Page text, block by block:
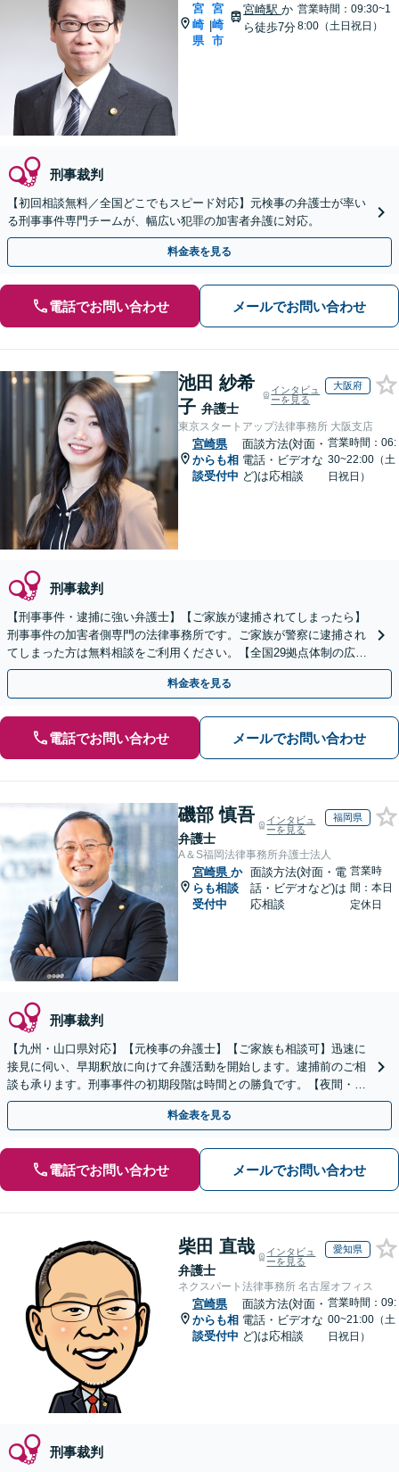
宮
崎
県
|
宮
崎
市
宮崎駅か
ら徒歩7分
営業時間：09:30~1
8:00（土日祝日）
刑事裁判
【初回相談無料／全国どこでもスピード対応】元検事の弁護士が率い
る刑事事件専門チームが、幅広い犯罪の加害者弁護に対応。
料金表を見る
電話でお問い合わせ メールでお問い合わせ
池田 紗希
子 弁護士
インタビュ
ーを見る
大阪府
東京スタートアップ法律事務所 大阪支店
宮崎県
からも相
談受付中
面談方法(対面・
電話・ビデオな
ど)は応相談
営業時間：06:
30~22:00（土
日祝日）
刑事裁判
【刑事事件・逮捕に強い弁護士】【ご家族が逮捕されてしまったら】
刑事事件の加害者側専門の法律事務所です。ご家族が警察に逮捕され
てしまった方は無料相談をご利用ください。【全国29拠点体制の広域
対応】【弁護士待機中/当日中の電話相談可(予約制)】
料金表を見る
電話でお問い合わせ メールでお問い合わせ
磯部 慎吾
弁護士
インタビュ
ーを見る
福岡県
A＆S福岡法律事務所弁護士法人
宮崎県 か
らも相談
受付中
面談方法(対面・電
話・ビデオなど)は
応相談
営業時
間：本日
定休日
刑事裁判
【九州・山口県対応】【元検事の弁護士】【ご家族も相談可】迅速に
接見に伺い、早期釈放に向けて弁護活動を開始します。逮捕前のご相
談も承ります。刑事事件の初期段階は時間との勝負です。【夜間・休
日対応】【完全個室】【天神駅3分】
料金表を見る
電話でお問い合わせ メールでお問い合わせ
柴田 直哉
弁護士
インタビュ
ーを見る
愛知県
ネクスパート法律事務所 名古屋オフィス
宮崎県
からも相
談受付中
面談方法(対面・
電話・ビデオな
ど)は応相談
営業時間：09:
00~21:00（土
日祝日）
刑事裁判